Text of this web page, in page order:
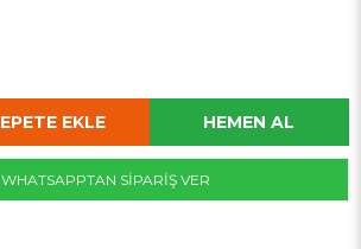
WHATSAPPTAN SİPARİŞ VER